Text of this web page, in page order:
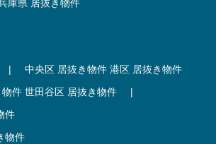
庫県 居抜き物件
| 中央区 居抜き物件 港区 居抜き物件
物件 世田谷区 居抜き物件
|
件
物件